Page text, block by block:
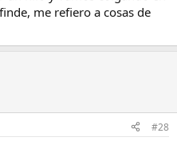
me refiero a cosas de
#28